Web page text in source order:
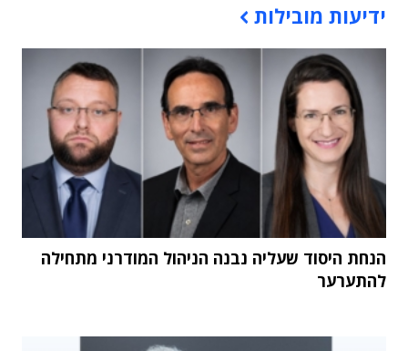
ידיעות מובילות
הנחת היסוד שעליה נבנה הניהול המודרני מתחילה
להתערער